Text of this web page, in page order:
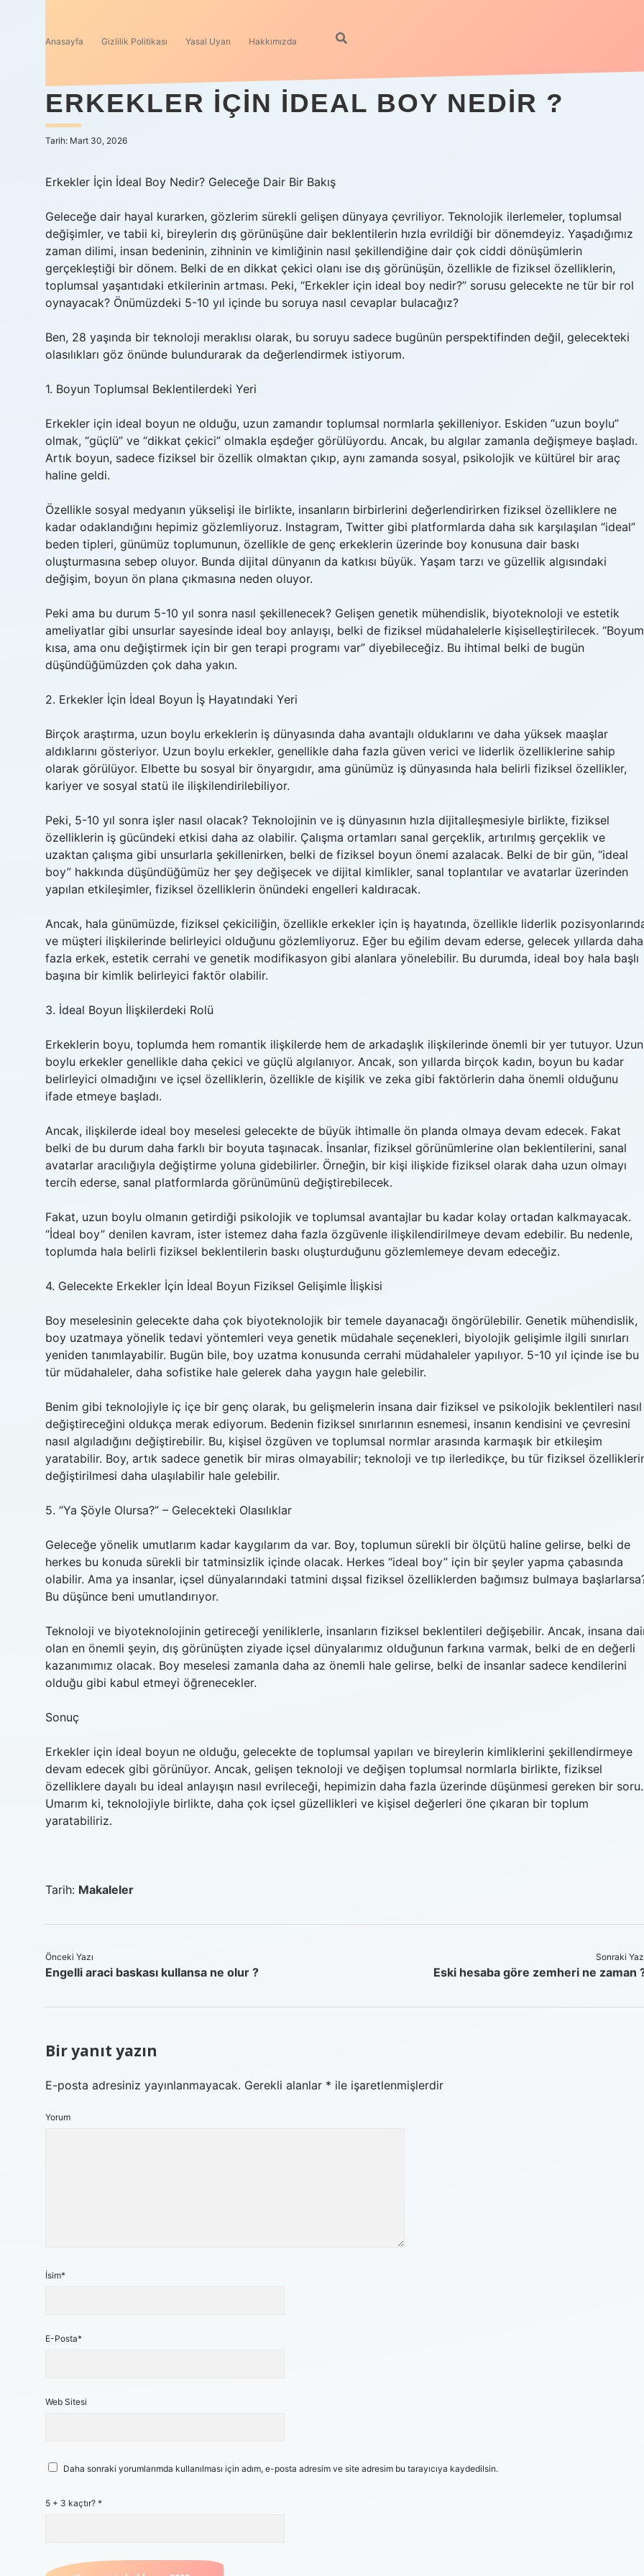
Anasayfa Gizlilik Politikası Yasal Uyarı Hakkımızda
ERKEKLER IÇIN IDEAL BOY NEDIR ?
Tarih: Mart 30, 2026
Erkekler İçin İdeal Boy Nedir? Geleceğe Dair Bir Bakış
Geleceğe dair hayal kurarken, gözlerim sürekli gelişen dünyaya çevriliyor. Teknolojik ilerlemeler, toplumsal
değişimler, ve tabii ki, bireylerin dış görünüşüne dair beklentilerin hızla evrildiği bir dönemdeyiz. Yaşadığımız
zaman dilimi, insan bedeninin, zihninin ve kimliğinin nasıl şekillendiğine dair çok ciddi dönüşümlerin
gerçekleştiği bir dönem. Belki de en dikkat çekici olanı ise dış görünüşün, özellikle de fiziksel özelliklerin,
toplumsal yaşantıdaki etkilerinin artması. Peki, “Erkekler için ideal boy nedir?” sorusu gelecekte ne tür bir rol
oynayacak? Önümüzdeki 5-10 yıl içinde bu soruya nasıl cevaplar bulacağız?
Ben, 28 yaşında bir teknoloji meraklısı olarak, bu soruyu sadece bugünün perspektifinden değil, gelecekteki
olasılıkları göz önünde bulundurarak da değerlendirmek istiyorum.
1. Boyun Toplumsal Beklentilerdeki Yeri
Erkekler için ideal boyun ne olduğu, uzun zamandır toplumsal normlarla şekilleniyor. Eskiden “uzun boylu”
olmak, “güçlü” ve “dikkat çekici” olmakla eşdeğer görülüyordu. Ancak, bu algılar zamanla değişmeye başladı.
Artık boyun, sadece fiziksel bir özellik olmaktan çıkıp, aynı zamanda sosyal, psikolojik ve kültürel bir araç
haline geldi.
Özellikle sosyal medyanın yükselişi ile birlikte, insanların birbirlerini değerlendirirken fiziksel özelliklere ne
kadar odaklandığını hepimiz gözlemliyoruz. Instagram, Twitter gibi platformlarda daha sık karşılaşılan “ideal”
beden tipleri, günümüz toplumunun, özellikle de genç erkeklerin üzerinde boy konusuna dair baskı
oluşturmasına sebep oluyor. Bunda dijital dünyanın da katkısı büyük. Yaşam tarzı ve güzellik algısındaki
değişim, boyun ön plana çıkmasına neden oluyor.
Peki ama bu durum 5-10 yıl sonra nasıl şekillenecek? Gelişen genetik mühendislik, biyoteknoloji ve estetik
ameliyatlar gibi unsurlar sayesinde ideal boy anlayışı, belki de fiziksel müdahalelerle kişiselleştirilecek. “Boyum
kısa, ama onu değiştirmek için bir gen terapi programı var” diyebileceğiz. Bu ihtimal belki de bugün
düşündüğümüzden çok daha yakın.
2. Erkekler İçin İdeal Boyun İş Hayatındaki Yeri
Birçok araştırma, uzun boylu erkeklerin iş dünyasında daha avantajlı olduklarını ve daha yüksek maaşlar
aldıklarını gösteriyor. Uzun boylu erkekler, genellikle daha fazla güven verici ve liderlik özelliklerine sahip
olarak görülüyor. Elbette bu sosyal bir önyargıdır, ama günümüz iş dünyasında hala belirli fiziksel özellikler,
kariyer ve sosyal statü ile ilişkilendirilebiliyor.
Peki, 5-10 yıl sonra işler nasıl olacak? Teknolojinin ve iş dünyasının hızla dijitalleşmesiyle birlikte, fiziksel
özelliklerin iş gücündeki etkisi daha az olabilir. Çalışma ortamları sanal gerçeklik, artırılmış gerçeklik ve
uzaktan çalışma gibi unsurlarla şekillenirken, belki de fiziksel boyun önemi azalacak. Belki de bir gün, “ideal
boy” hakkında düşündüğümüz her şey değişecek ve dijital kimlikler, sanal toplantılar ve avatarlar üzerinden
yapılan etkileşimler, fiziksel özelliklerin önündeki engelleri kaldıracak.
Ancak, hala günümüzde, fiziksel çekiciliğin, özellikle erkekler için iş hayatında, özellikle liderlik
ve müşteri ilişkilerinde belirleyici olduğunu gözlemliyoruz. Eğer bu eğilim devam ederse, gelecek yıllarda daha
fazla erkek, estetik cerrahi ve genetik modifikasyon gibi alanlara yönelebilir. Bu durumda, ideal boy hala başlı
başına bir kimlik belirleyici faktör olabilir.
3. İdeal Boyun İlişkilerdeki Rolü
Erkeklerin boyu, toplumda hem romantik ilişkilerde hem de arkadaşlık ilişkilerinde önemli bir yer tutuyor. Uzun
boylu erkekler genellikle daha çekici ve güçlü algılanıyor. Ancak, son yıllarda birçok kadın, boyun bu kadar
belirleyici olmadığını ve içsel özelliklerin, özellikle de kişilik ve zeka gibi faktörlerin daha önemli olduğunu
ifade etmeye başladı.
Ancak, ilişkilerde ideal boy meselesi gelecekte de büyük ihtimalle ön planda olmaya devam edecek. Fakat
belki de bu durum daha farklı bir boyuta taşınacak. İnsanlar, fiziksel görünümlerine olan beklentilerini, sanal
avatarlar aracılığıyla değiştirme yoluna gidebilirler. Örneğin, bir kişi ilişkide fiziksel olarak daha uzun olmayı
tercih ederse, sanal platformlarda görünümünü değiştirebilecek.
Fakat, uzun boylu olmanın getirdiği psikolojik ve toplumsal avantajlar bu kadar kolay ortadan kalkmayacak.
“İdeal boy” denilen kavram, ister istemez daha fazla özgüvenle ilişkilendirilmeye devam edebilir. Bu nedenle,
toplumda hala belirli fiziksel beklentilerin baskı oluşturduğunu gözlemlemeye devam edeceğiz.
4. Gelecekte Erkekler İçin İdeal Boyun Fiziksel Gelişimle İlişkisi
Boy meselesinin gelecekte daha çok biyoteknolojik bir temele dayanacağı öngörülebilir. Genetik mühendislik,
boy uzatmaya yönelik tedavi yöntemleri veya genetik müdahale seçenekleri, biyolojik gelişimle ilgili sınırları
yeniden tanımlayabilir. Bugün bile, boy uzatma konusunda cerrahi müdahaleler yapılıyor. 5-10 yıl içinde ise bu
tür müdahaleler, daha sofistike hale gelerek daha yaygın hale gelebilir.
Benim gibi teknolojiyle iç içe bir genç olarak, bu gelişmelerin insana dair fiziksel ve psikolojik beklentileri nasıl
değiştireceğini oldukça merak ediyorum. Bedenin fiziksel sınırlarının esnemesi, insanın kendisini ve çevresini
nasıl algıladığını değiştirebilir. Bu, kişisel özgüven ve toplumsal normlar arasında karmaşık bir etkileşim
yaratabilir. Boy, artık sadece genetik bir miras olmayabilir; teknoloji ve tıp ilerledikçe, bu tür fiziksel
değiştirilmesi daha ulaşılabilir hale gelebilir.
5. “Ya Şöyle Olursa?” – Gelecekteki Olasılıklar
Geleceğe yönelik umutlarım kadar kaygılarım da var. Boy, toplumun sürekli bir ölçütü haline gelirse, belki de
herkes bu konuda sürekli bir tatminsizlik içinde olacak. Herkes “ideal boy” için bir şeyler yapma çabasında
olabilir. Ama ya insanlar, içsel dünyalarındaki tatmini dışsal fiziksel özelliklerden bağımsız bulmaya
Bu düşünce beni umutlandırıyor.
Teknoloji ve biyoteknolojinin getireceği yeniliklerle, insanların fiziksel beklentileri değişebilir. Ancak, insana
olan en önemli şeyin, dış görünüşten ziyade içsel dünyalarımız olduğunun farkına varmak, belki de en değerli
kazanımımız olacak. Boy meselesi zamanla daha az önemli hale gelirse, belki de insanlar sadece kendilerini
olduğu gibi kabul etmeyi öğrenecekler.
Sonuç
Erkekler için ideal boyun ne olduğu, gelecekte de toplumsal yapıları ve bireylerin kimliklerini şekillendirmeye
devam edecek gibi görünüyor. Ancak, gelişen teknoloji ve değişen toplumsal normlarla birlikte, fiziksel
özelliklere dayalı bu ideal anlayışın nasıl evrileceği, hepimizin daha fazla üzerinde düşünmesi gereken bir soru.
Umarım ki, teknolojiyle birlikte, daha çok içsel güzellikleri ve kişisel değerleri öne çıkaran bir toplum
yaratabiliriz.
Tarih: Makaleler
Önceki Yazı
Engelli araci baskası kullansa ne olur ?
Sonraki
Eski hesaba göre zemheri ne zaman
Bir yanıt yazın
E-posta adresiniz yayınlanmayacak. Gerekli alanlar * ile işaretlenmişlerdir
Yorum
İsim*
E-Posta*
Web Sitesi
Daha sonraki yorumlarımda kullanılması için adım, e-posta adresim ve site adresim bu tarayıcıya kaydedilsin.
5 + 3 kaçtır? *